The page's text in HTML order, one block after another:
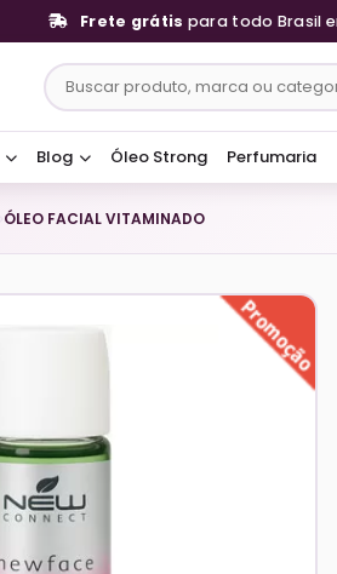
Frete grátis para todo Brasil
Blog Óleo Strong Perfumaria
ÓLEO FACIAL VITAMINADO